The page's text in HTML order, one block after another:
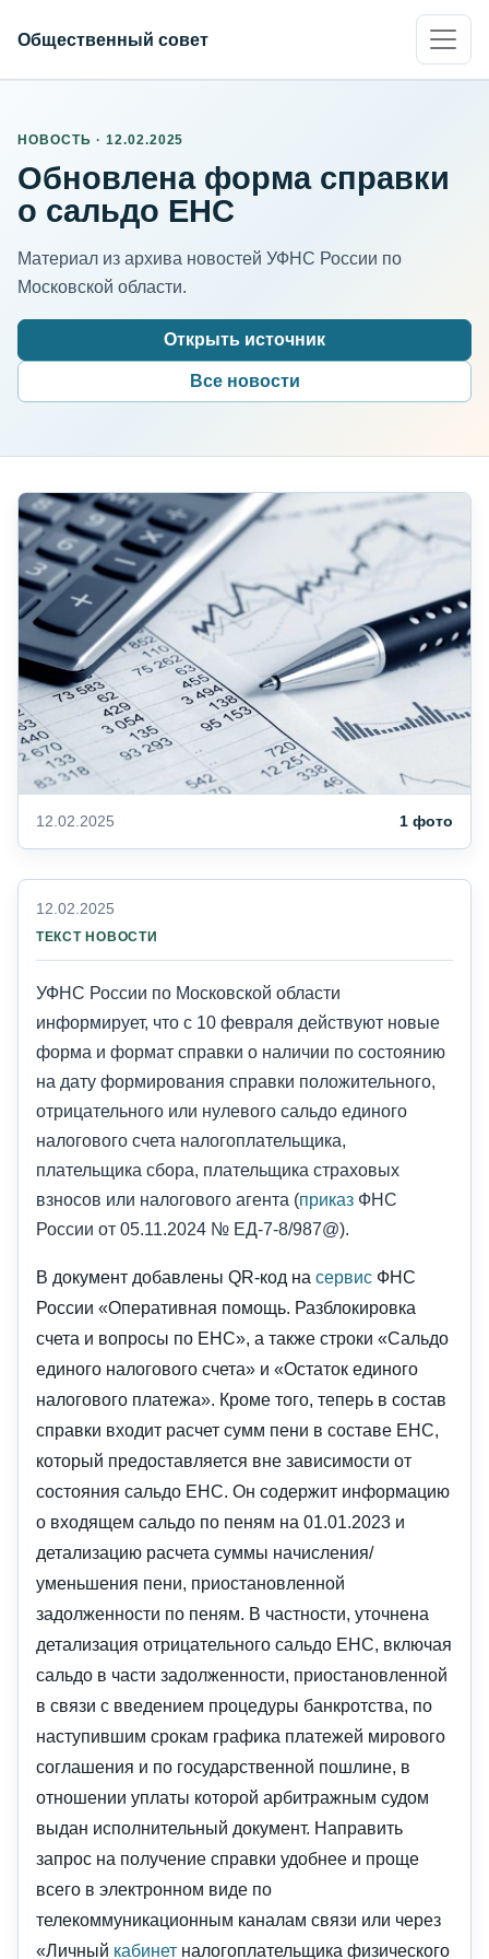
Общественный совет
НОВОСТЬ · 12.02.2025
Обновлена форма справки
о сальдо ЕНС
Материал из архива новостей УФНС России по
Московской области.
Открыть источник
Все новости
12.02.2025 1 фото
12.02.2025
ТЕКСТ НОВОСТИ
УФНС России по Московской области
информирует, что с 10 февраля действуют новые
форма и формат справки о наличии по состоянию
на дату формирования справки положительного,
отрицательного или нулевого сальдо единого
налогового счета налогоплательщика,
плательщика сбора, плательщика страховых
взносов или налогового агента (приказ ФНС
России от 05.11.2024 № ЕД-7-8/987@).
В документ добавлены QR-код на сервис ФНС
России «Оперативная помощь. Разблокировка
счета и вопросы по ЕНС», а также строки «Сальдо
единого налогового счета» и «Остаток единого
налогового платежа». Кроме того, теперь в состав
справки входит расчет сумм пени в составе ЕНС,
который предоставляется вне зависимости от
состояния сальдо ЕНС. Он содержит информацию
о входящем сальдо по пеням на 01.01.2023 и
детализацию расчета суммы начисления/
уменьшения пени, приостановленной
задолженности по пеням. В частности, уточнена
детализация отрицательного сальдо ЕНС, включая
сальдо в части задолженности, приостановленной
в связи с введением процедуры банкротства, по
наступившим срокам графика платежей мирового
соглашения и по государственной пошлине, в
отношении уплаты которой арбитражным судом
выдан исполнительный документ. Направить
запрос на получение справки удобнее и проще
всего в электронном виде по
телекоммуникационным каналам связи или через
«Личный кабинет налогоплательщика физического